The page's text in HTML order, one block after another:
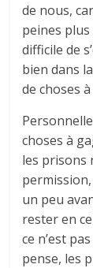
de nous,
peines
difficile de
bien dans
de choses
choses à
les prisons
un peu
rester en
ce n’est
pense, les